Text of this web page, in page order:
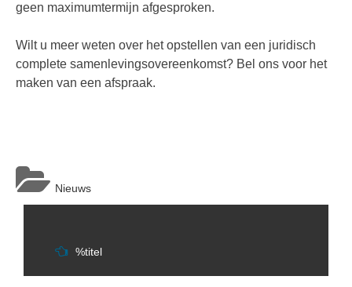
geen maximumtermijn afgesproken.
Wilt u meer weten over het opstellen van een juridisch
complete samenlevingsovereenkomst? Bel ons voor het
maken van een afspraak.
Nieuws
Berichtnavigatie
%titel